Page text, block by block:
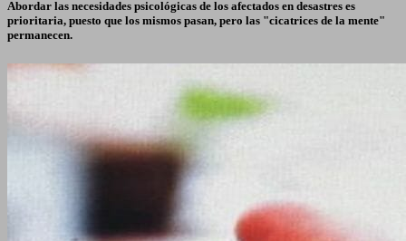
Abordar las necesidades psicológicas de los afectados en desastres es
prioritaria, puesto que los mismos pasan, pero las "cicatrices de la mente"
permanecen.